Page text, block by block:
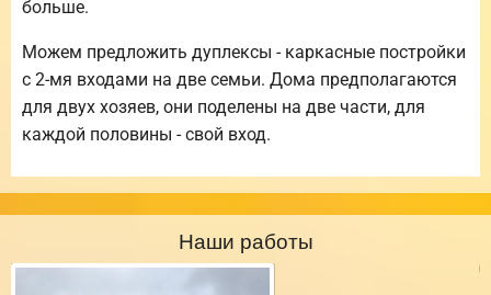
больше.
Можем предложить дуплексы - каркасные постройки
с 2-мя входами на две семьи. Дома предполагаются
для двух хозяев, они поделены на две части, для
каждой половины - свой вход.
Наши работы